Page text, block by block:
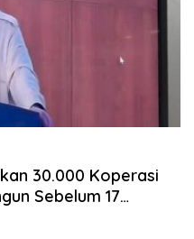
30.000 Koperasi
Sebelum 17